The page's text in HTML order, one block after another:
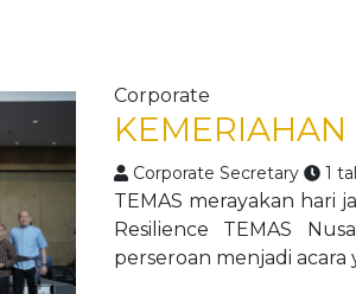
Corporate
KEMERIAHAN
Corporate Secretary 1
TEMAS merayakan hari
Resilience TEMAS
perseroan menjadi